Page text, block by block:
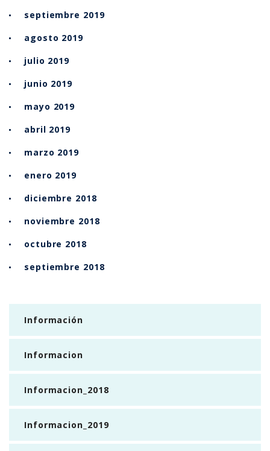
septiembre 2019
agosto 2019
julio 2019
junio 2019
mayo 2019
abril 2019
marzo 2019
enero 2019
diciembre 2018
noviembre 2018
octubre 2018
septiembre 2018
Información
Informacion
Informacion_2018
Informacion_2019